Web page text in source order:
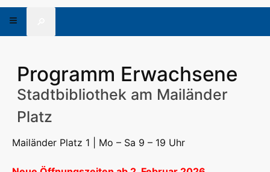
Programm Erwachsene
Stadtbibliothek am Mailänder
Platz
Mailänder Platz 1 | Mo – Sa 9 – 19 Uhr